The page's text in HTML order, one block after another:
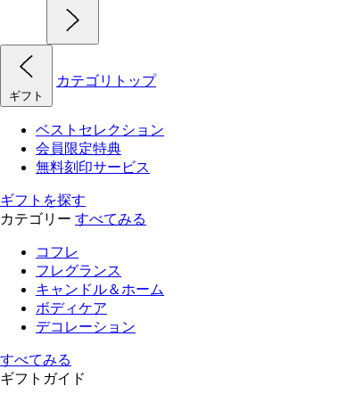
ギフト
カテゴリトップ
ベストセレクション
会員限定特典
無料刻印サービス
ギフトを探す
カテゴリー すべてみる
コフレ
フレグランス
キャンドル＆ホーム
ボディケア
デコレーション
すべてみる
ギフトガイド